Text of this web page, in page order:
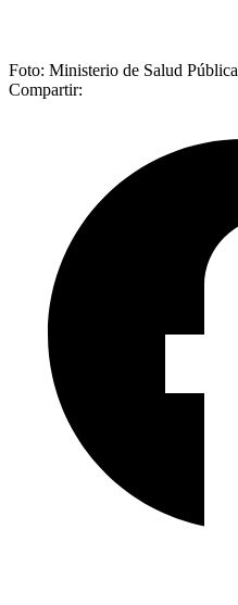
Foto: Ministerio de Salud Pública
Compartir: